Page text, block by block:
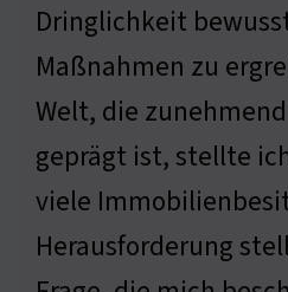
Dringlichkeit
Maßnahmen zu
Welt, die
geprägt ist, stellte
viele
Herausforderung